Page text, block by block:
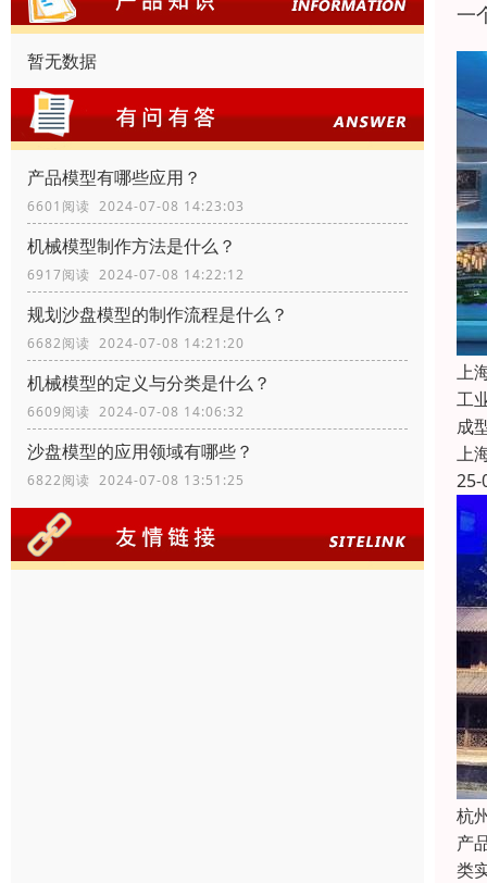
暂无数据
产品模型有哪些应用？
6601阅读 2024-07-08 14:23:03
机械模型制作方法是什么？
6917阅读 2024-07-08 14:22:12
规划沙盘模型的制作流程是什么？
6682阅读 2024-07-08 14:21:20
机械模型的定义与分类是什么？
6609阅读 2024-07-08 14:06:32
沙盘模型的应用领域有哪些？
6822阅读 2024-07-08 13:51:25
一
上
工
成
上
25-
杭
产
类